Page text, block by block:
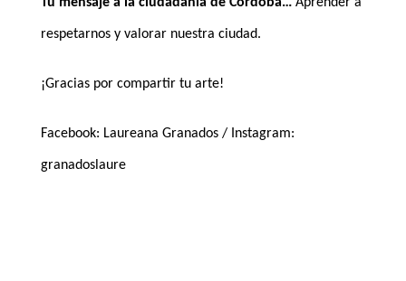
respetarnos y valorar nuestra ciudad.
¡Gracias por compartir tu arte!
Facebook: Laureana Granados / Instagram:
granadoslaure